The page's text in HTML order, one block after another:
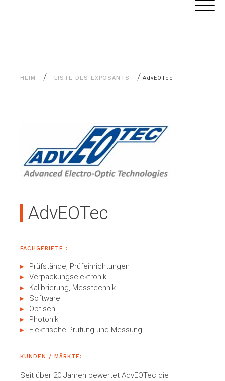
HEIM / LISTE DES EXPOSANTS / AdvEOTec
AdvEOTec
FACHGEBIETE :
Prüfstände, Prüfeinrichtungen
Verpackungselektronik
Kalibrierung, Messtechnik
Software
Optisch
Photonik
Elektrische Prüfung und Messung
KUNDEN / MÄRKTE:
Seit über 20 Jahren bewertet AdvEOTec die